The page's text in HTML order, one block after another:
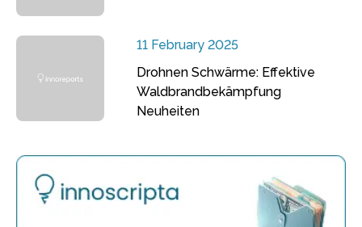
11 February 2025
Drohnen Schwärme: Effektive
Waldbrandbekämpfung
Neuheiten